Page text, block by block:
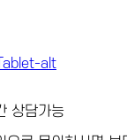
Tablet-alt
상담가능